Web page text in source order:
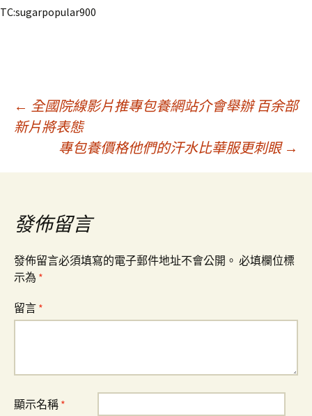
TC:sugarpopular900
文
導
覽
← 全國院線影片推專包養網站介會舉辦 百余部
新片將表態
專包養價格他們的汗水比華服更刺眼 →
發佈留言
發佈留言必須填寫的電子郵件地址不會公開。 必填欄位標
示為 *
留言 *
顯示名稱 *